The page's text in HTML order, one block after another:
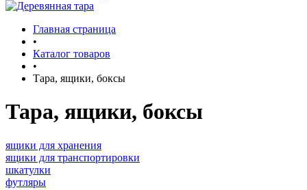
Главная страница
•
Каталог товаров
•
Тара, ящики, боксы
Тара, ящики, боксы
ящики для хранения
ящики для транспортировки
шкатулки
футляры